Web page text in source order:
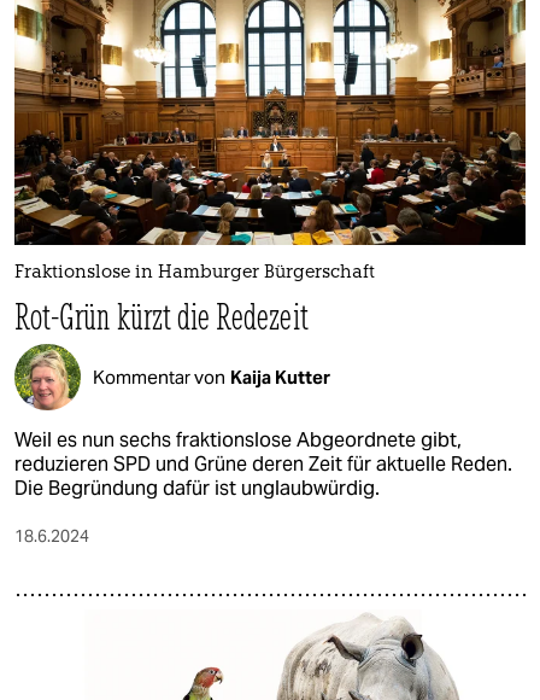
Fraktionslose in Hamburger Bürgerschaft
Rot-Grün kürzt die Redezeit
Kommentar von Kaija Kutter
Weil es nun sechs fraktionslose Abgeordnete gibt,
reduzieren SPD und Grüne deren Zeit für aktuelle Reden.
Die Begründung dafür ist unglaubwürdig.
18.6.2024